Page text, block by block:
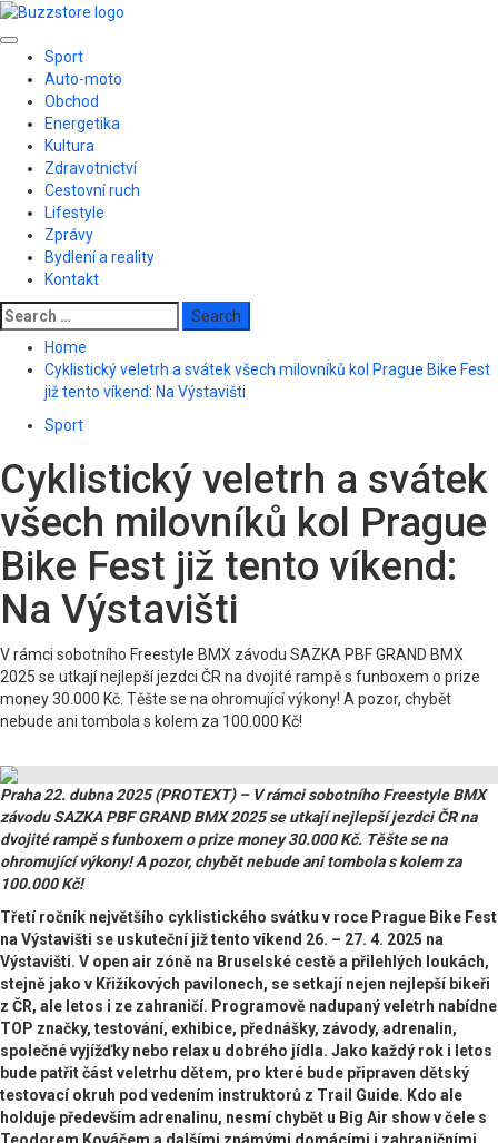
Skip
content
Primary
Menu
Sport
Auto-moto
Obchod
Energetika
Kultura
Zdravotnictví
Cestovní ruch
Lifestyle
Zprávy
Bydlení a reality
Kontakt
Search
for:
Home
Cyklistický veletrh a svátek všech milovníků kol Prague Bike Fest
již tento víkend: Na Výstavišti
Sport
Cyklistický veletrh a svátek
všech milovníků kol Prague
Bike Fest již tento víkend:
Na Výstavišti
V rámci sobotního Freestyle BMX závodu SAZKA PBF GRAND BMX
2025 se utkají nejlepší jezdci ČR na dvojité rampě s funboxem o prize
money 30.000 Kč. Těšte se na ohromující výkony! A pozor, chybět
nebude ani tombola s kolem za 100.000 Kč!
Praha 22. dubna 2025 (PROTEXT) – V rámci sobotního Freestyle BMX
závodu SAZKA PBF GRAND BMX 2025 se utkají nejlepší jezdci ČR na
dvojité rampě s funboxem o prize money 30.000 Kč. Těšte se na
ohromující výkony! A pozor, chybět nebude ani tombola s kolem za
100.000 Kč!
Třetí ročník největšího cyklistického svátku v roce Prague Bike Fest
na Výstavišti se uskuteční již tento víkend 26. – 27. 4. 2025 na
Výstavišti. V open air zóně na Bruselské cestě a přilehlých loukách,
stejně jako v Křižíkových pavilonech, se setkají nejen nejlepší bikeři
z ČR, ale letos i ze zahraničí. Programově nadupaný veletrh nabídne
TOP značky, testování, exhibice, přednášky, závody, adrenalin,
společné vyjížďky nebo relax u dobrého jídla. Jako každý rok i letos
bude patřit část veletrhu dětem, pro které bude připraven dětský
testovací okruh pod vedením instruktorů z Trail Guide. Kdo ale
holduje především adrenalinu, nesmí chybět u Big Air show v čele s